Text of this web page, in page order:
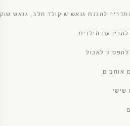
להכנת גנאש שוקולד חלב, גנאש
עם הילדים
לאכול
אוהבים
שישי